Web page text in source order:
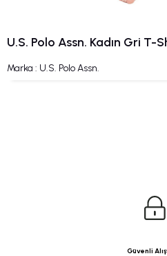
U.S. Polo Assn. Kadın Gri T-
Marka : U.S. Polo Assn.
Güvenli